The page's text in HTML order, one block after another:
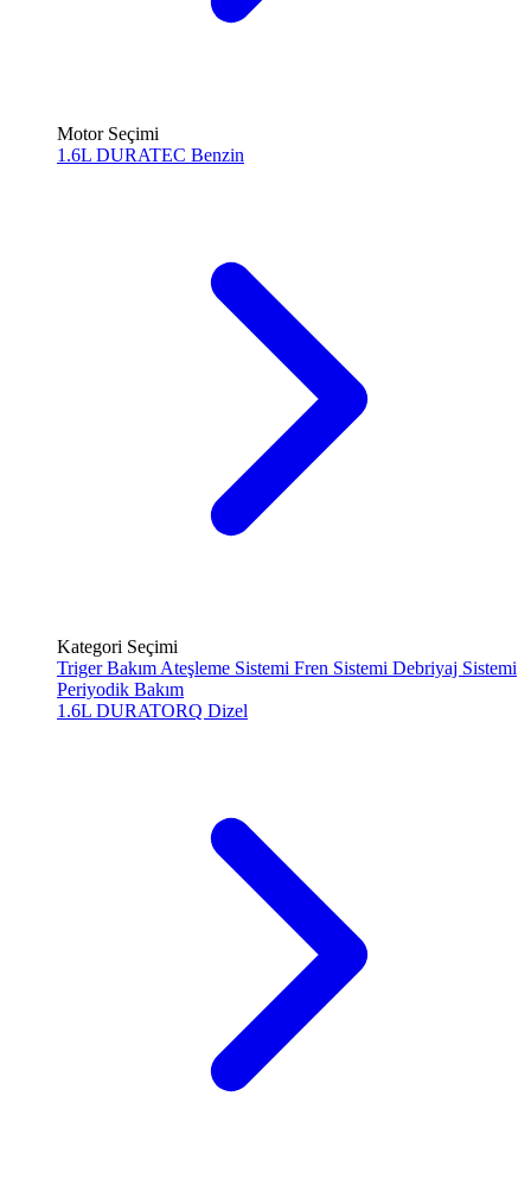
Motor Seçimi
1.6L DURATEC Benzin
Kategori Seçimi
Triger Bakım Ateşleme Sistemi Fren Sistemi Debriyaj Sistemi
Periyodik Bakım
1.6L DURATORQ Dizel